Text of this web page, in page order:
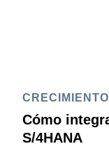
Cómo
S/4HANA